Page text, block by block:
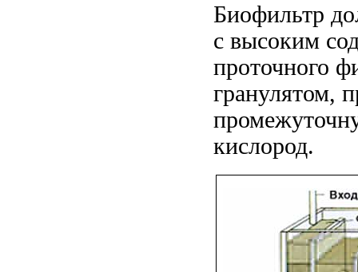
Биофильтр
с высоким
проточного
гранулятом,
кислород.